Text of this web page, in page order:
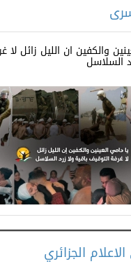
والكفين ان الليل زائل لا
السلاسل
الجزائري